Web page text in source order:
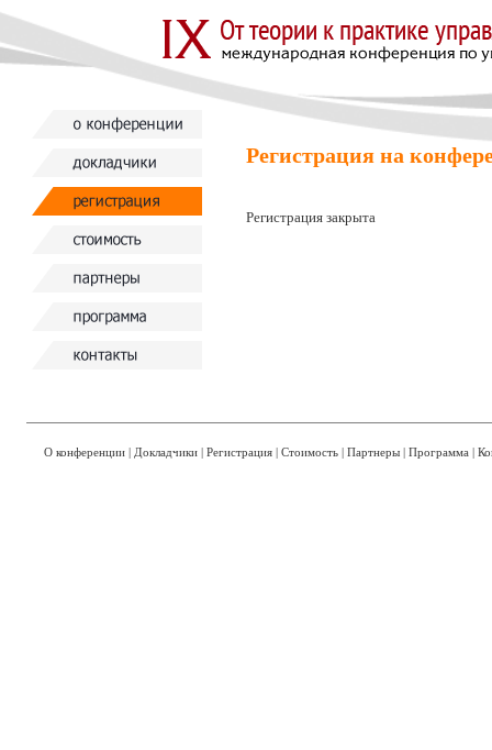
Регистрация на
Регистрация закрыта
О конференции | Докладчики | Регистрация | Стоимость | Партнеры | Программа |